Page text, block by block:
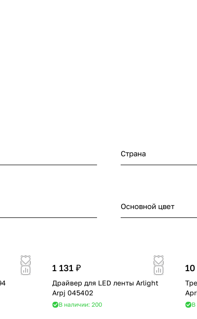
Страна
Основной цвет
1 131 ₽
Драйвер для LED ленты Arlight
Arpj 045402
В наличии: 200 В